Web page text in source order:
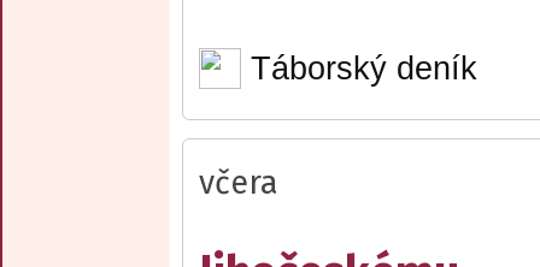
Táborský deník
včera